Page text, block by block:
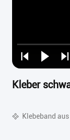
Play
Play
Loaded:
0%
Kleber
Klebeband